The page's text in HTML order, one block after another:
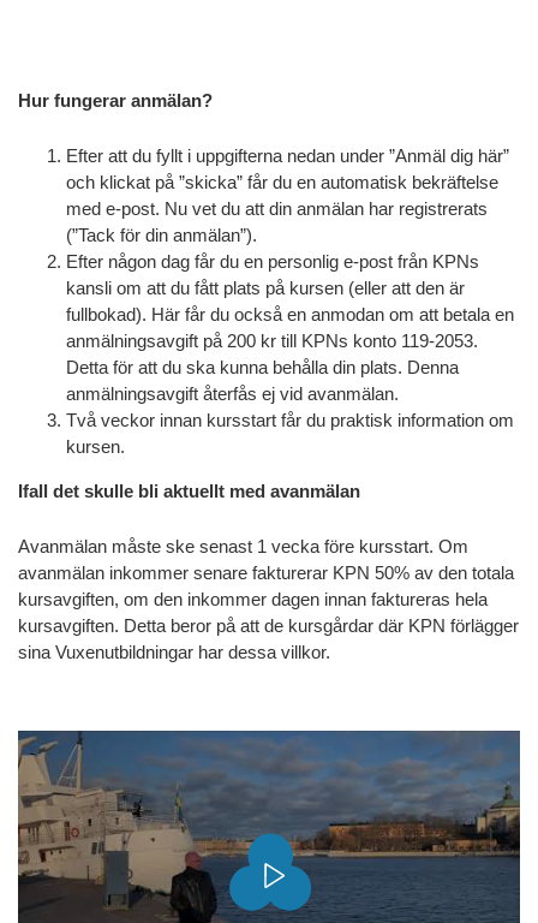
Hur fungerar anmälan?
Efter att du fyllt i uppgifterna nedan under ”Anmäl dig här”
och klickat på ”skicka” får du en automatisk bekräftelse
med e-post. Nu vet du att din anmälan har registrerats
(”Tack för din anmälan”).
Efter någon dag får du en personlig e-post från KPNs
kansli om att du fått plats på kursen (eller att den är
fullbokad). Här får du också en anmodan om att betala en
anmälningsavgift på 200 kr till KPNs konto 119-2053.
Detta för att du ska kunna behålla din plats. Denna
anmälningsavgift återfås ej vid avanmälan.
Två veckor innan kursstart får du praktisk information om
kursen.
Ifall det skulle bli aktuellt med avanmälan
Avanmälan måste ske senast 1 vecka före kursstart. Om
avanmälan inkommer senare fakturerar KPN 50% av den totala
kursavgiften, om den inkommer dagen innan faktureras hela
kursavgiften. Detta beror på att de kursgårdar där KPN förlägger
sina Vuxenutbildningar har dessa villkor.